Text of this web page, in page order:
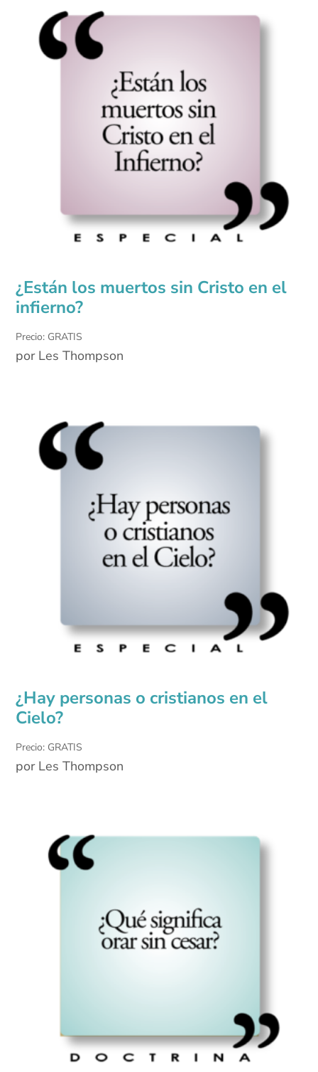
¿Están los muertos sin Cristo en el
infierno?
Precio: GRATIS
por Les Thompson
¿Hay personas o cristianos en el
Cielo?
Precio: GRATIS
por Les Thompson